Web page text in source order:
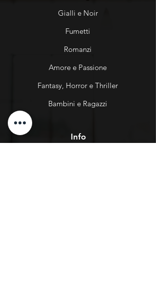
Gialli e Noir
Fumetti
Romanzi
Amore e Passione
Fantasy, Horror e Thriller
Bambini e Ragazzi
Info